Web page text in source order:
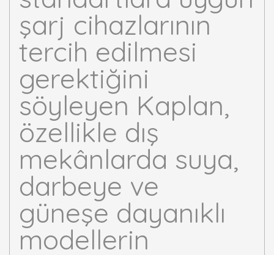
şarj cihazlarının
tercih edilmesi
gerektiğini
söyleyen Kaplan,
özellikle dış
mekânlarda suya,
darbeye ve
güneşe dayanıklı
modellerin